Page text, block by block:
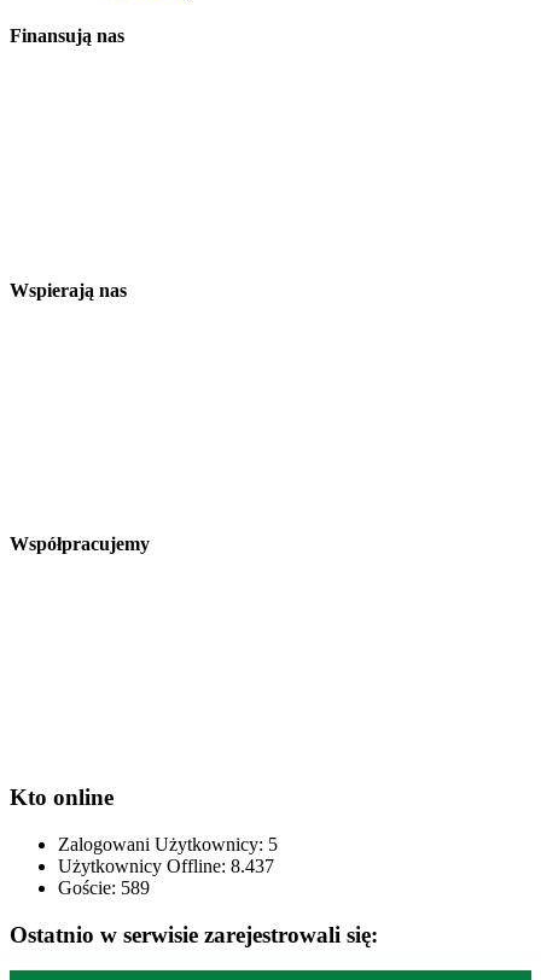
Finansują nas
Wspierają nas
Współpracujemy
Kto online
Zalogowani Użytkownicy: 5
Użytkownicy Offline: 8.437
Goście: 589
Ostatnio w serwisie zarejestrowali się: